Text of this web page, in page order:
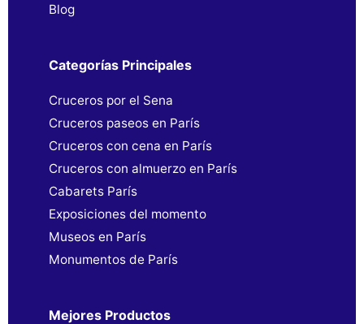
Blog
Categorías Principales
Cruceros por el Sena
Cruceros paseos en París
Cruceros con cena en París
Cruceros con almuerzo en París
Cabarets París
Exposiciones del momento
Museos en París
Monumentos de París
Mejores Productos